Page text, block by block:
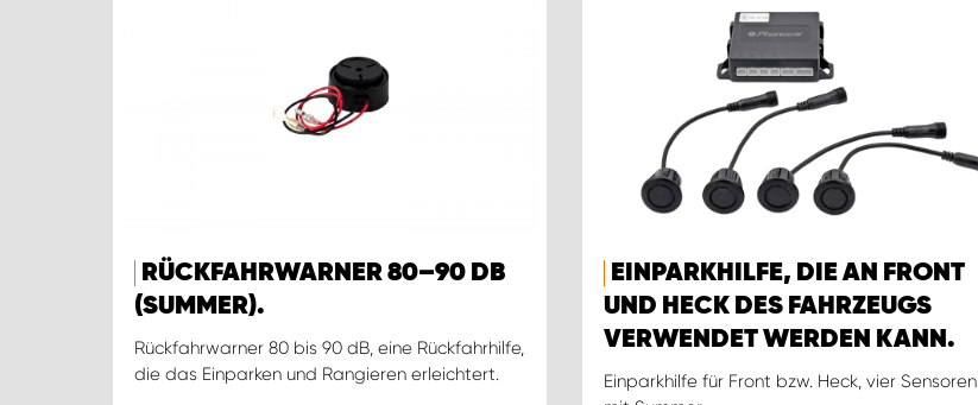
RÜCKFAHRWARNER 80–90 DB
(SUMMER).
Rückfahrwarner 80 bis 90 dB, eine Rückfahrhilfe,
die das Einparken und Rangieren erleichtert.
EINPARKHILFE, DIE AN FRONT
UND HECK DES FAHRZEUGS
VERWENDET WERDEN KANN.
Einparkhilfe für Front bzw. Heck, vier Sensoren